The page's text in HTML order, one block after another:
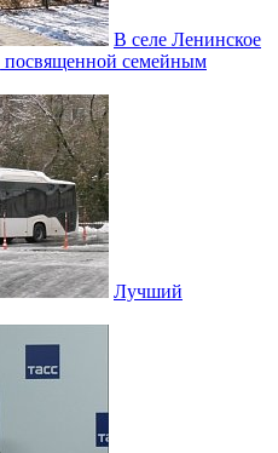
В селе Ленинское
посвященной семейным
Лучший